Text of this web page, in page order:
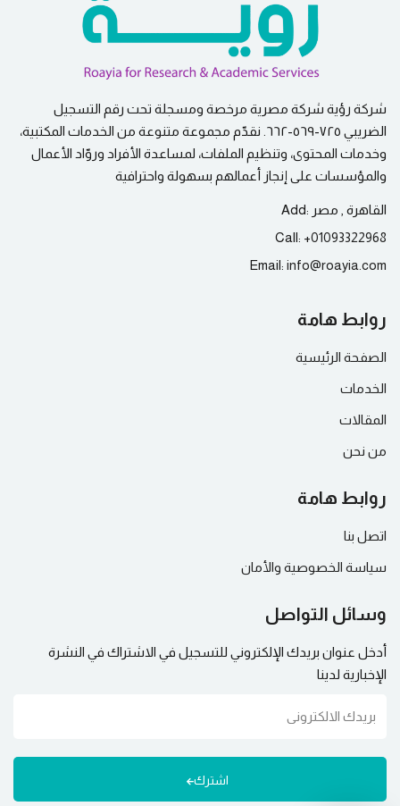
شركة رؤية شركة مصرية مرخصة ومسجلة تحت رقم التسجيل
الضريبي ٧٢٥-٥٦٩-٦٦٢. نقدّم مجموعة متنوعة من الخدمات المكتبية،
وخدمات المحتوى، وتنظيم الملفات، لمساعدة الأفراد وروّاد الأعمال
والمؤسسات على إنجاز أعمالهم بسهولة واحترافية
Add: القاهرة , مصر
Call: +01093322968
Email: info@roayia.com
روابط هامة
الصفحة الرئيسية
الخدمات
المقالات
من نحن
روابط هامة
اتصل بنا
سياسة الخصوصية والأمان
وسائل التواصل
أدخل عنوان بريدك الإلكتروني للتسجيل في الاشتراك في النشرة
الإخبارية لدينا
اشترك